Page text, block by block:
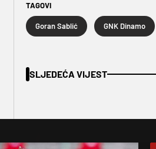
TAGOVI
Goran Sablić GNK Dinamo
SLJEDEĆA VIJEST